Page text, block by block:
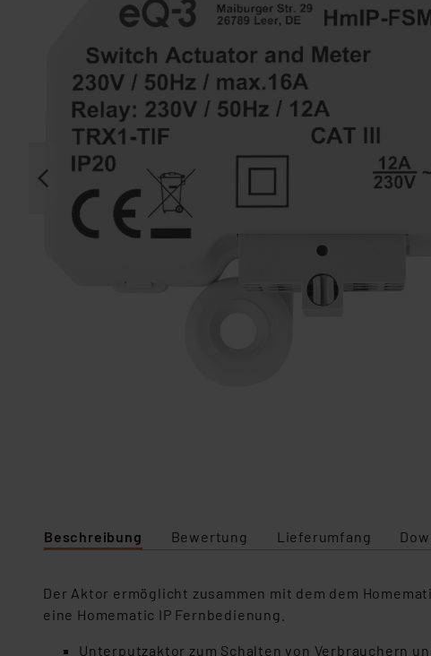
Beschreibung Bewertung Lieferumfang
Der Aktor ermöglicht zusammen mit dem dem
eine Homematic IP Fernbedienung.
Unterputzaktor zum Schalten von Verbrauchern